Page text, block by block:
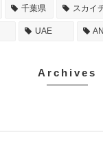
千葉県 スカイ
UAE
Archives